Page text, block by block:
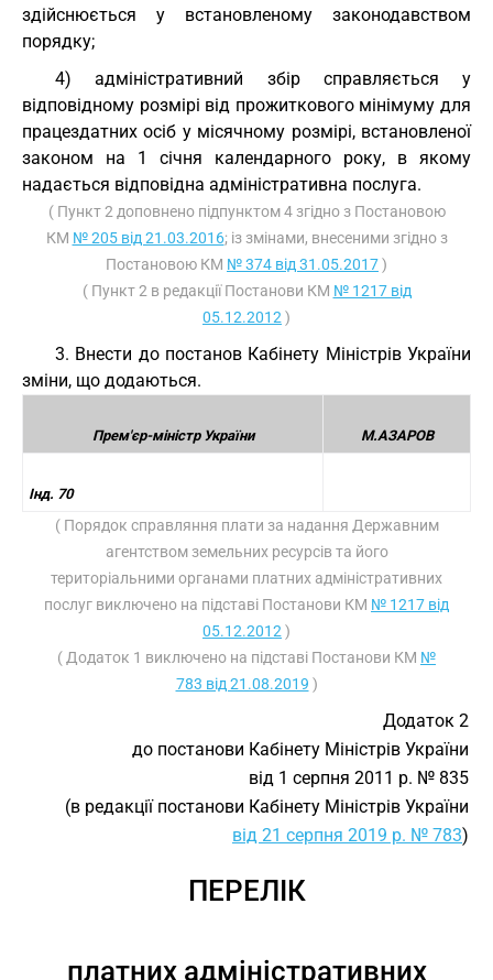
здійснюється у встановленому законодавством
порядку;
4) адміністративний збір справляється у
відповідному розмірі від прожиткового мінімуму для
працездатних осіб у місячному розмірі, встановленої
законом на 1 січня календарного року, в якому
надається відповідна адміністративна послуга.
( Пункт 2 доповнено підпунктом 4 згідно з Постановою
КМ № 205 від 21.03.2016; із змінами, внесеними згідно з
Постановою КМ № 374 від 31.05.2017)
( Пункт 2 в редакції Постанови КМ № 1217 від
05.12.2012 )
3. Внести до постанов Кабінету Міністрів України
зміни, що додаються.
Прем'єр-міністр України М.АЗАРОВ
Інд. 70
( Порядок справляння плати за надання Державним
агентством земельних ресурсів та його
територіальними органами платних адміністративних
послуг виключено на підставі Постанови КМ № 1217 від
05.12.2012 )
( Додаток 1 виключено на підставі Постанови КМ №
783 від 21.08.2019 )
Додаток 2
до постанови Кабінету Міністрів України
від 1 серпня 2011 р. № 835
(в редакції постанови Кабінету Міністрів України
від 21 серпня 2019 р. № 783)
ПЕРЕЛІК
платних адміністративних